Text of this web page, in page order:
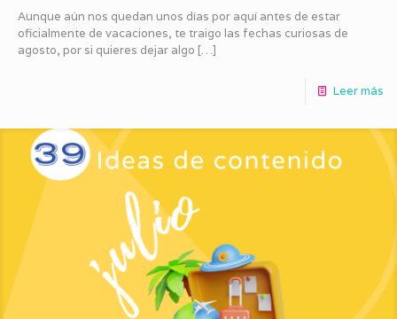
Aunque aún nos quedan unos días por aquí antes de estar
oficialmente de vacaciones, te traigo las fechas curiosas de
agosto, por si quieres dejar algo […]
Leer más